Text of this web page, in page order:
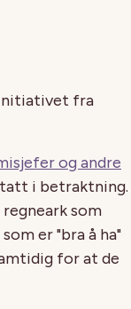
initiativet fra
og andre
i betraktning.
som
er "bra å ha"
for at de